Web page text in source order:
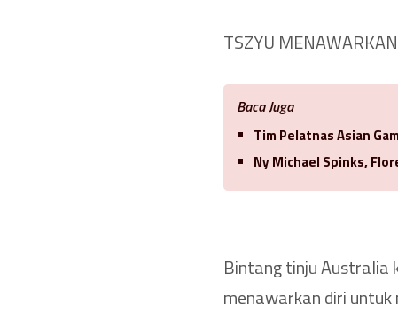
TSZYU
Baca Juga
Tim Pelatnas Asian
Ny Michael Spinks,
Bintang tinju Australia
menawarkan diri